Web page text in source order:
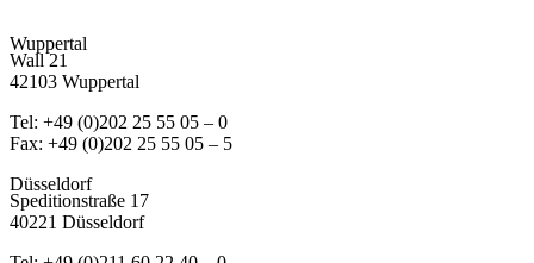
Wuppertal
Wall 21
42103 Wuppertal
Tel: +49 (0)202 25 55 05 – 0
Fax: +49 (0)202 25 55 05 – 5
Düsseldorf
Speditionstraße 17
40221 Düsseldorf